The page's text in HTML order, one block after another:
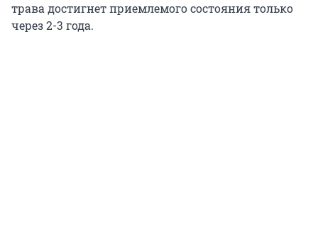
трава достигнет приемлемого состояния только
через 2-3 года.